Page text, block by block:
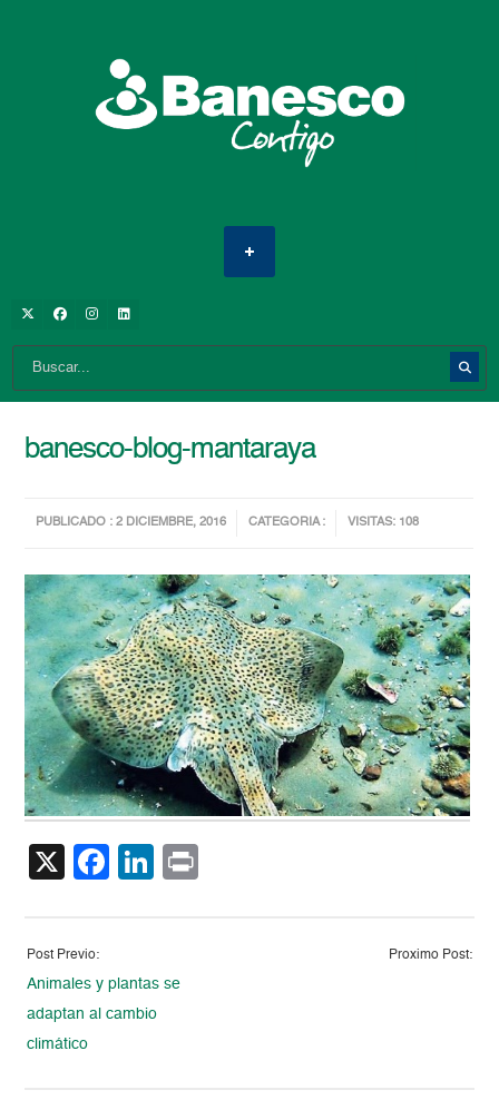
banesco-blog-mantaraya
PUBLICADO : 2 DICIEMBRE, 2016 CATEGORIA : VISITAS: 108
X Facebook
LinkedIn
Post Previo:
Animales y plantas se
adaptan al cambio
climático
Proximo Post: